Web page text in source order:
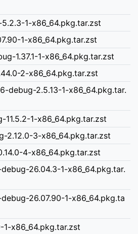
1-x86_64.pkg.tar.zst
1-x86_64.pkg.tar.zst
1.37.1-1-x86_64.pkg.tar.zst
2-x86_64.pkg.tar.zst
debug-2.5.13-1-x86_64.pkg.tar.
11.5.2-1-x86_64.pkg.tar.zst
2.12.0-3-x86_64.pkg.tar.zst
4-x86_64.pkg.tar.zst
26.04.3-1-x86_64.pkg.tar.
26.07.90-1-x86_64.pkg.ta
x86_64.pkg.tar.zst